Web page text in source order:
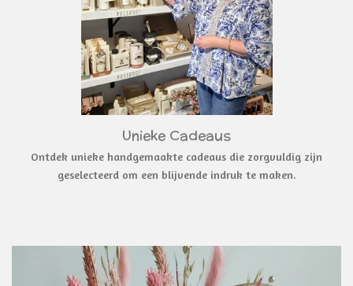
Unieke Cadeaus
Ontdek unieke handgemaakte cadeaus die zorgvuldig zijn
geselecteerd om een blijvende indruk te maken.